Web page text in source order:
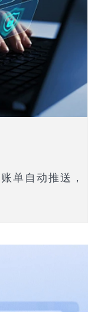
单自动推送，